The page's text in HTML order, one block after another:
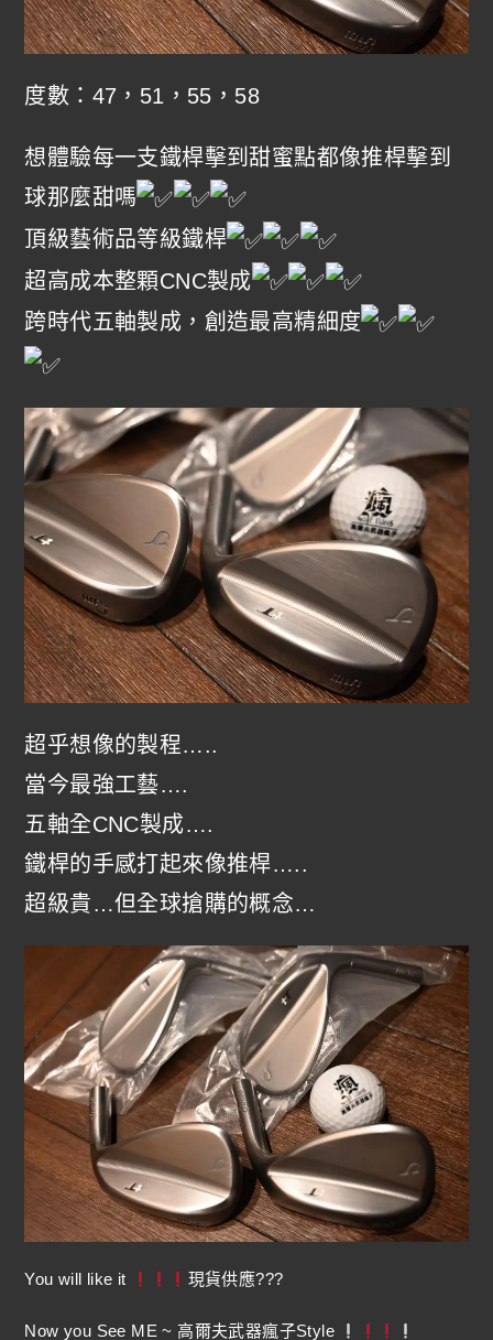
度數：47，51，55，58
想體驗每一支鐵桿擊到甜蜜點都像推桿擊到
球那麼甜嗎
頂級藝術品等級鐵桿
超高成本整顆CNC製成
跨時代五軸製成，創造最高精細度
超乎想像的製程…..
當今最強工藝….
五軸全CNC製成….
鐵桿的手感打起來像推桿…..
超級貴…但全球搶購的概念…
You will like it 現貨供應???
Now you See ME ~ 高爾夫武器瘋子Style